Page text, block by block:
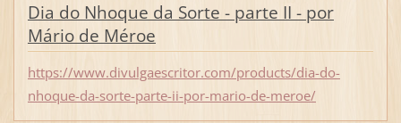
Dia do Nhoque da Sorte - parte II - por
Mário de Méroe
https://www.divulgaescritor.com/products/dia-do-
nhoque-da-sorte-parte-ii-por-mario-de-meroe/